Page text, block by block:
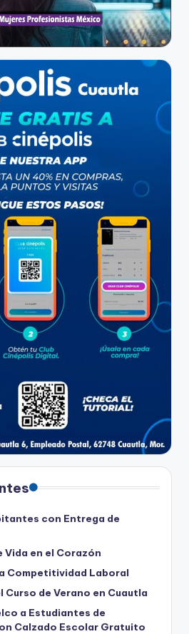
con Entrega de
Vida en el Corazón
Competitividad Laboral
de Verano en Cuautla
a Estudiantes de
Calzado Escolar Gratuito